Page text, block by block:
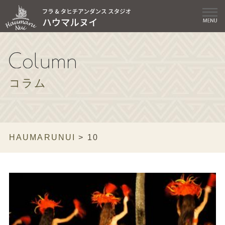
コラム
HAUMARUNUI > 10